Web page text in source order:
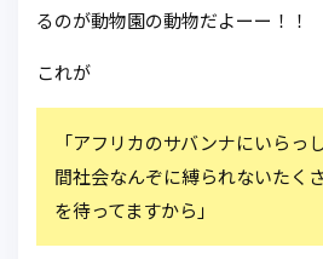
るのが動物園の動物だよーー！！
これが
「アフリカのサバンナにいらっ
間社会なんぞに縛られないたく
を待ってますから」